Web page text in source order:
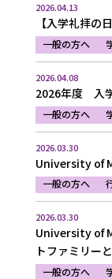
2026.04.13
【入学礼拝の
一般の方へ
2026.04.08
2026年度 入
一般の方へ
2026.03.30
University of
一般の方へ
2026.03.30
University of
トファミリー
一般の方へ